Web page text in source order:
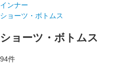
インナー
ショーツ・ボトムス
ショーツ・ボトムス
94件